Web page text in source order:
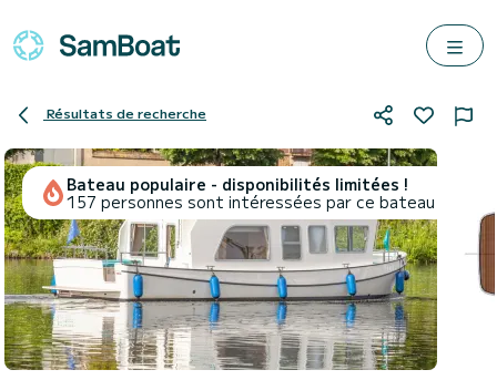
Résultats de recherche
Bateau populaire - disponibilités limitées !
157 personnes sont intéressées par ce bateau